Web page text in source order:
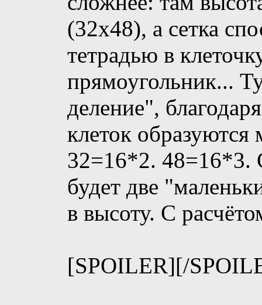
(32х48), а сетка
тетрадью в
прямоугольник...
деление",
клеток
32=16*2. 48=16*3.
будет две
в высоту. С
[SPOILER][/